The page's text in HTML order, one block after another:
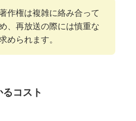
作権は複雑に絡み合って
、再放送の際には慎重な
められます。
コスト